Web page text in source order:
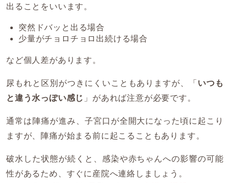
出ることをいいます。
突然ドバッと出る場合
少量がチョロチョロ出続ける場合
など個人差があります。
尿もれと区別がつきにくいこともありますが、「 いつも
と違う水っぽい感じ 」があれば注意が必要です。
通常は陣痛が進み、子宮口が全開大になった頃に起こり
ますが、陣痛が始まる前に起こることもあります。
破水した状態が続くと、感染や赤ちゃんへの影響の可能
性があるため、すぐに産院へ連絡しましょう。